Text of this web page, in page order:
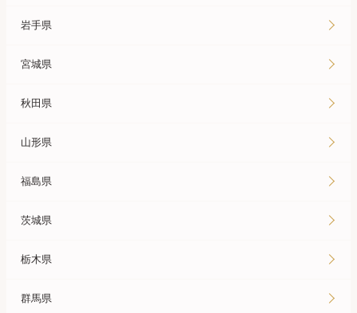
岩手県
宮城県
秋田県
山形県
福島県
茨城県
栃木県
群馬県